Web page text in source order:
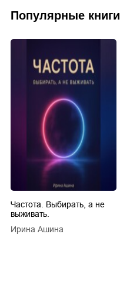
Популярные книги
Частота. Выбирать, а не
выживать.
Ирина Ашина